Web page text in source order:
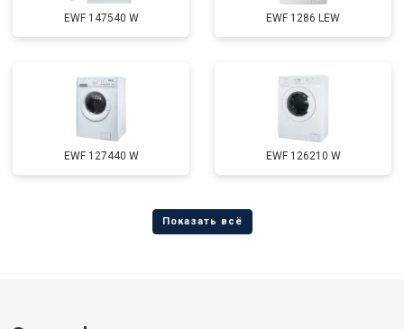
EWF 147540 W EWF 1286 LEW
EWF 127440 W EWF 126210 W